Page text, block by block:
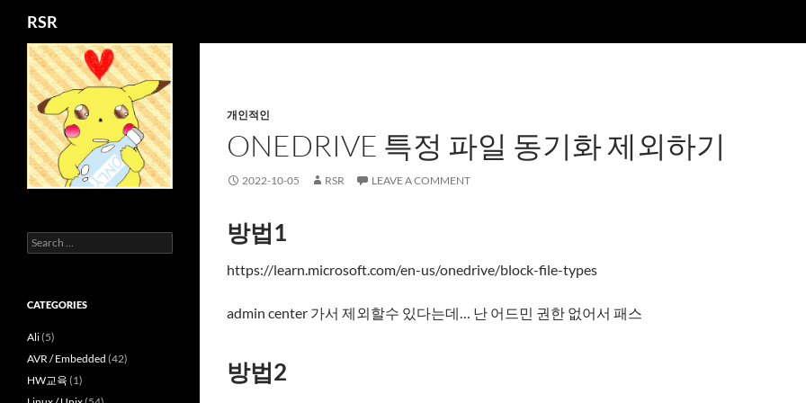
content
RSR
개인적인
ONEDRIVE 특정 파일 동기화 제외하기
2022-10-05 RSR LEAVE A COMMENT
방법1
https://learn.microsoft.com/en-us/onedrive/block-file-types
admin center 가서 제외할수 있다는데… 난 어드민 권한 없어서 패스
방법2
Search
for:
CATEGORIES
Ali(5)
AVR / Embedded (42)
HW교육 (1)